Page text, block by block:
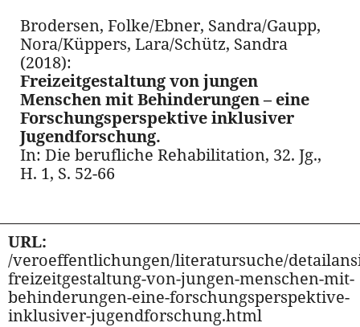
Brodersen, Folke/Ebner, Sandra/Gaupp,
Nora/Küppers, Lara/Schütz, Sandra
(2018):
Freizeitgestaltung von jungen
Menschen mit Behinderungen – eine
Forschungsperspektive inklusiver
Jugendforschung.
In: Die berufliche Rehabilitation, 32. Jg.,
H. 1, S. 52-66
URL:
/veroeffentlichungen/literatursuche/
freizeitgestaltung-von-jungen-menschen-mit-
behinderungen-eine-forschungsperspektive-
inklusiver-jugendforschung.html